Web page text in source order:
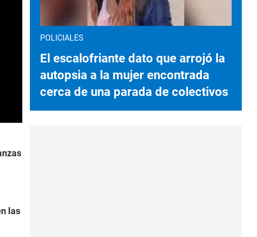
las
POLICIALES
El escalofriante dato que arrojó la
autopsia a la mujer encontrada
cerca de una parada de colectivos